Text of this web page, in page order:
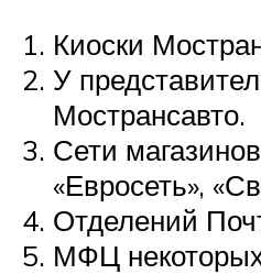
Киоски
У
Мострансавто.
Сети
«Евросеть»,
Отделений
МФЦ